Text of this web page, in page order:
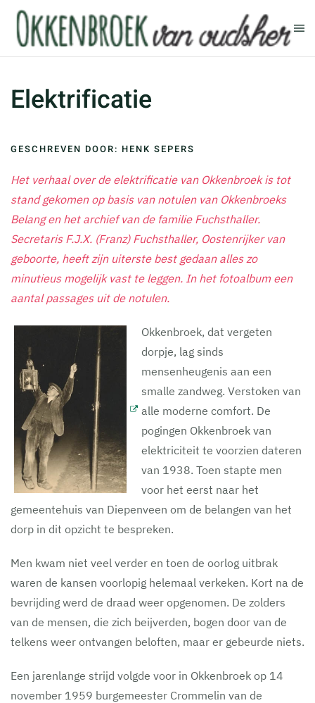
Terug naar hoofdinhoud
Elektrificatie
GESCHREVEN DOOR: HENK SEPERS
Het verhaal over de elektrificatie van Okkenbroek is tot
stand gekomen op basis van notulen van Okkenbroeks
Belang en het archief van de familie Fuchsthaller.
Secretaris F.J.X. (Franz) Fuchsthaller, Oostenrijker van
geboorte, heeft zijn uiterste best gedaan alles zo
minutieus mogelijk vast te leggen. In het fotoalbum een
aantal passages uit de notulen.
Okkenbroek, dat vergeten
dorpje, lag sinds
mensenheugenis aan een
smalle zandweg. Verstoken van
alle moderne comfort. De
pogingen Okkenbroek van
elektriciteit te voorzien dateren
van 1938. Toen stapte men
voor het eerst naar het
gemeentehuis van Diepenveen om de belangen van het
dorp in dit opzicht te bespreken.
Men kwam niet veel verder en toen de oorlog uitbrak
waren de kansen voorlopig helemaal verkeken. Kort na de
bevrijding werd de draad weer opgenomen. De zolders
van de mensen, die zich beijverden, bogen door van de
telkens weer ontvangen beloften, maar er gebeurde niets.
Een jarenlange strijd volgde voor in Okkenbroek op 14
november 1959 burgemeester Crommelin van de